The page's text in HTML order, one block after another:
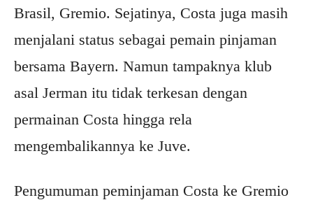
Brasil, Gremio. Sejatinya, Costa juga masih
menjalani status sebagai pemain pinjaman
bersama Bayern. Namun tampaknya klub
asal Jerman itu tidak terkesan dengan
permainan Costa hingga rela
mengembalikannya ke Juve.
Pengumuman peminjaman Costa ke Gremio